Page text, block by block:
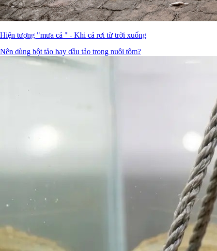
Hiện tượng "mưa cá " - Khi cá rơi từ trời xuống
Nên dùng bột tảo hay dầu tảo trong nuôi tôm?